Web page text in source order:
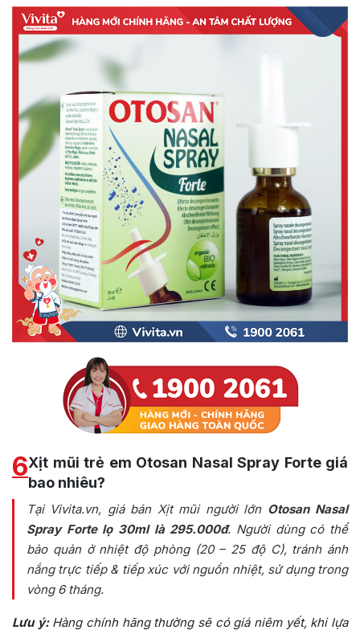
6Xịt mũi trẻ em Otosan Nasal Spray Forte giá
bao nhiêu?
Tại Vivita.vn, giá bán Xịt mũi người lớn Otosan Nasal
Spray Forte lọ 30ml là 295.000đ. Người dùng có thể
bảo quản ở nhiệt độ phòng (20 – 25 độ C), tránh ánh
nắng trực tiếp & tiếp xúc với nguồn nhiệt, sử dụng trong
vòng 6 tháng.
Lưu ý:Hàng chính hãng thường sẽ có giá niêm yết, khi lựa